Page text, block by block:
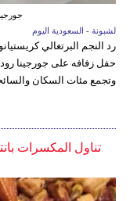
لشبونة - السعودية اليوم
رد النجم البرتغالي
حفل زفافه على جورجينا
وتجمع مئات السكان
تناول المكسرات